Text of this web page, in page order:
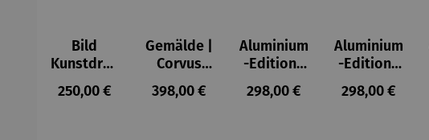
Bild
Kunstdruc
k im
Holzrahm
Regulärer Preis:
250,00 €
Gemälde |
Corvus
Libri,
gerahmt –
Regulärer Preis:
398,00 €
Aluminium
-Edition |
It’s Hard
To Be Rich
Regulärer Preis:
298,00 €
Aluminium
-Edition |
LOVE OF
MY LIFE -
Regulärer
298,00 €